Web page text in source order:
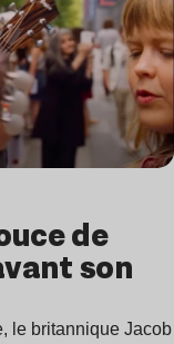
de
son
le britannique Jacob